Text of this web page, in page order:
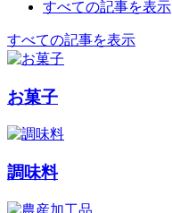
すべての記事を表示
すべての記事を表示
お菓子
調味料